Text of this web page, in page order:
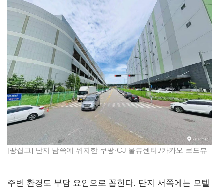
[땅집고] 단지 남쪽에 위치한 쿠팡·CJ 물류센터./카카오 로드뷰
주변 환경도 부담 요인으로 꼽힌다. 단지 서쪽에는 모텔